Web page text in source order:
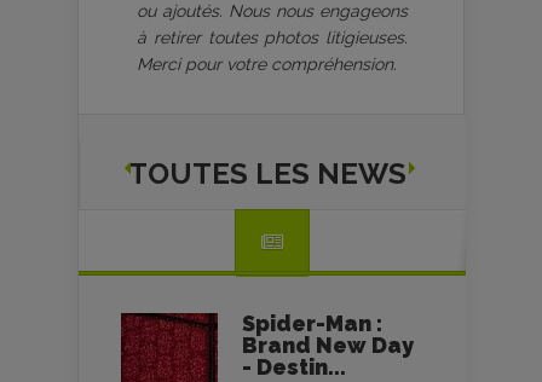
ou ajoutés. Nous nous engageons
à retirer toutes photos litigieuses.
Merci pour votre compréhension.
TOUTES LES NEWS
Spider-Man :
Brand New Day
- Destin...